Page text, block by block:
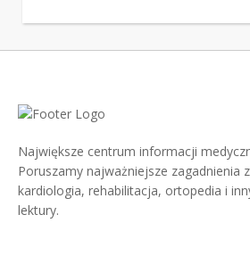
Największe centrum informacji
Poruszamy najważniejsze zagadnienia
kardiologia, rehabilitacja, ortopedia i
lektury.